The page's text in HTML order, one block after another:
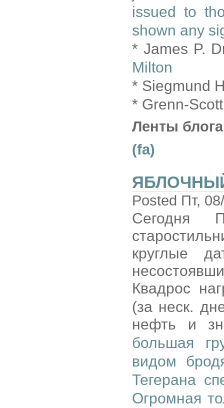
issued to
shown any
* James P.
Milton
* Siegmund
* Grenn-
Ленты
(fa)
Posted Пт,
Сегодня
круглые
Квадрос
(за неск.
нефть и
большая
видом
Тегерана
Огромная